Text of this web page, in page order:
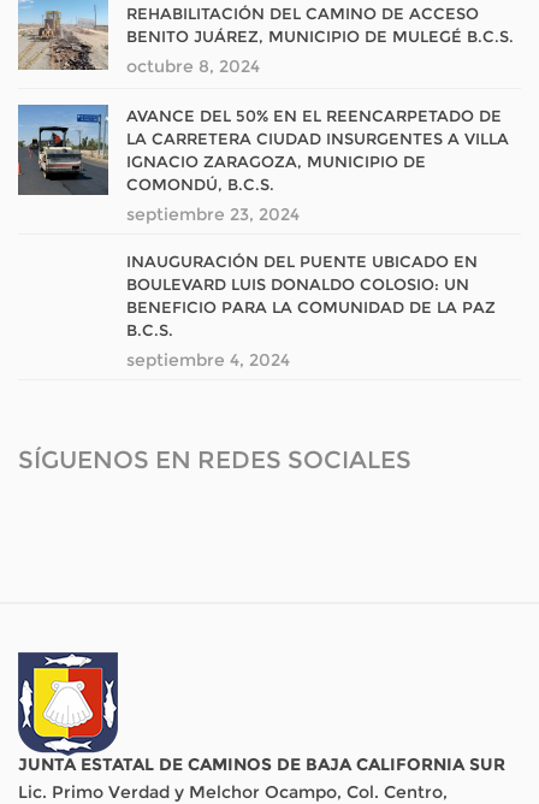
REHABILITACIÓN DEL CAMINO DE ACCESO
BENITO JUÁREZ, MUNICIPIO DE MULEGÉ B.C.S.
octubre 8, 2024
AVANCE DEL 50% EN EL REENCARPETADO DE
LA CARRETERA CIUDAD INSURGENTES A VILLA
IGNACIO ZARAGOZA, MUNICIPIO DE
COMONDÚ, B.C.S.
septiembre 23, 2024
INAUGURACIÓN DEL PUENTE UBICADO EN
BOULEVARD LUIS DONALDO COLOSIO: UN
BENEFICIO PARA LA COMUNIDAD DE LA PAZ
B.C.S.
septiembre 4, 2024
SÍGUENOS EN REDES SOCIALES
JUNTA ESTATAL DE CAMINOS DE BAJA CALIFORNIA SUR
Lic. Primo Verdad y Melchor Ocampo, Col. Centro,